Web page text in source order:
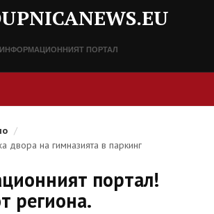
ИНФОРМАЦИОННИЯТ ПОРТАЛ
/
двора на гимназията в паркинг
портал!
региона.